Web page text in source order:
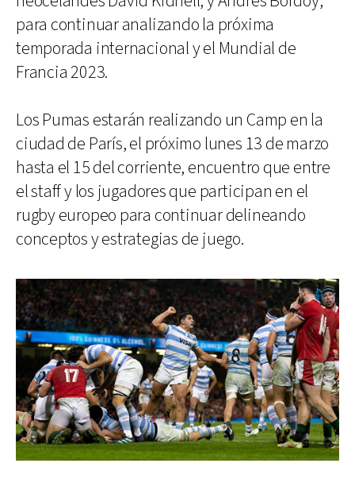
para continuar analizando la próxima
temporada internacional y el Mundial de
Francia 2023.
Los Pumas estarán realizando un Camp en la
ciudad de París, el próximo lunes 13 de marzo
hasta el 15 del corriente, encuentro que entre
el staff y los jugadores que participan en el
rugby europeo para continuar delineando
conceptos y estrategias de juego.